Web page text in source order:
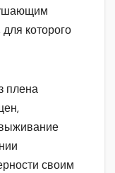
которого
плена
своим